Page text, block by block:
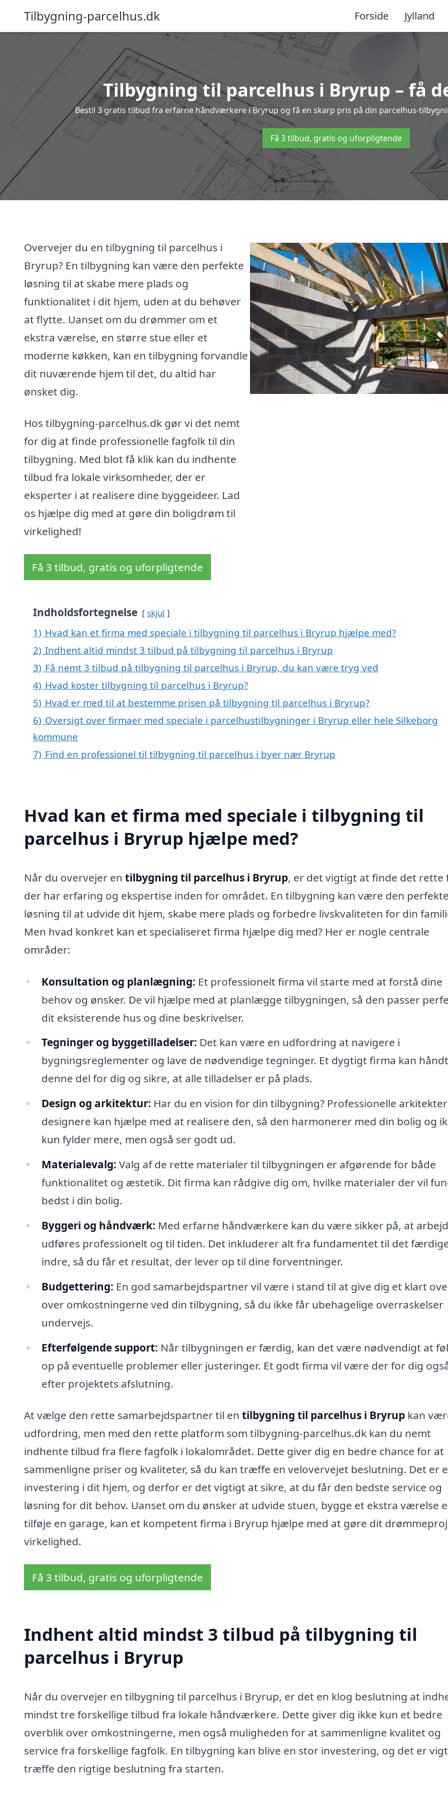
Tilbygning-parcelhus.dk Forside Jylland
Tilbygning til parcelhus i Bryrup – få
Bestil 3 gratis tilbud fra erfarne håndværkere i Bryrup og få en skarp pris på din parcelhus-
Få 3 tilbud, gratis og uforpligtende
Overvejer du en tilbygning til parcelhus i
Bryrup? En tilbygning kan være den perfekte
løsning til at skabe mere plads og
funktionalitet i dit hjem, uden at du behøver
at flytte. Uanset om du drømmer om et
ekstra værelse, en større stue eller et
moderne køkken, kan en tilbygning forvandle
dit nuværende hjem til det, du altid har
ønsket dig.
Hos tilbygning-parcelhus.dk gør vi det nemt
for dig at finde professionelle fagfolk til din
tilbygning. Med blot få klik kan du indhente
tilbud fra lokale virksomheder, der er
eksperter i at realisere dine byggeideer. Lad
os hjælpe dig med at gøre din boligdrøm til
virkelighed!
Få 3 tilbud, gratis og uforpligtende
Indholdsfortegnelse skjul
1) Hvad kan et firma med speciale i tilbygning til parcelhus i Bryrup hjælpe med?
2) Indhent altid mindst 3 tilbud på tilbygning til parcelhus i Bryrup
3) Få nemt 3 tilbud på tilbygning til parcelhus i Bryrup, du kan være tryg ved
4) Hvad koster tilbygning til parcelhus i Bryrup?
5) Hvad er med til at bestemme prisen på tilbygning til parcelhus i Bryrup?
6) Oversigt over firmaer med speciale i parcelhustilbygninger i Bryrup eller hele Silkeborg
kommune
7) Find en professionel til tilbygning til parcelhus i byer nær Bryrup
Hvad kan et firma med speciale i tilbygning til
parcelhus i Bryrup hjælpe med?
Når du overvejer en tilbygning til parcelhus i Bryrup, er det vigtigt at finde det rette
der har erfaring og ekspertise inden for området. En tilbygning kan være den perfekte
løsning til at udvide dit hjem, skabe mere plads og forbedre livskvaliteten for din
Men hvad konkret kan et specialiseret firma hjælpe dig med? Her er nogle centrale
områder:
Konsultation og planlægning: Et professionelt firma vil starte med at forstå dine
behov og ønsker. De vil hjælpe med at planlægge tilbygningen, så den passer
dit eksisterende hus og dine beskrivelser.
Tegninger og byggetilladelser: Det kan være en udfordring at navigere i
bygningsreglementer og lave de nødvendige tegninger. Et dygtigt firma kan
denne del for dig og sikre, at alle tilladelser er på plads.
Design og arkitektur: Har du en vision for din tilbygning? Professionelle
designere kan hjælpe med at realisere den, så den harmonerer med din bolig og
kun fylder mere, men også ser godt ud.
Materialevalg: Valg af de rette materialer til tilbygningen er afgørende for både
funktionalitet og æstetik. Dit firma kan rådgive dig om, hvilke materialer der vil
bedst i din bolig.
Byggeri og håndværk: Med erfarne håndværkere kan du være sikker på, at
udføres professionelt og til tiden. Det inkluderer alt fra fundamentet til det
indre, så du får et resultat, der lever op til dine forventninger.
Budgettering: En god samarbejdspartner vil være i stand til at give dig et klart
over omkostningerne ved din tilbygning, så du ikke får ubehagelige overraskelser
undervejs.
Efterfølgende support: Når tilbygningen er færdig, kan det være nødvendigt at
op på eventuelle problemer eller justeringer. Et godt firma vil være der for dig
efter projektets afslutning.
At vælge den rette samarbejdspartner til en tilbygning til parcelhus i Bryrup kan
udfordring, men med den rette platform som tilbygning-parcelhus.dk kan du nemt
indhente tilbud fra flere fagfolk i lokalområdet. Dette giver dig en bedre chance for at
sammenligne priser og kvaliteter, så du kan træffe en velovervejet beslutning. Det er
investering i dit hjem, og derfor er det vigtigt at sikre, at du får den bedste service og
løsning for dit behov. Uanset om du ønsker at udvide stuen, bygge et ekstra værelse
tilføje en garage, kan et kompetent firma i Bryrup hjælpe med at gøre dit
virkelighed.
Få 3 tilbud, gratis og uforpligtende
Indhent altid mindst 3 tilbud på tilbygning til
parcelhus i Bryrup
Når du overvejer en tilbygning til parcelhus i Bryrup, er det en klog beslutning at
mindst tre forskellige tilbud fra lokale håndværkere. Dette giver dig ikke kun et bedre
overblik over omkostningerne, men også muligheden for at sammenligne kvalitet og
service fra forskellige fagfolk. En tilbygning kan blive en stor investering, og det er
træffe den rigtige beslutning fra starten.